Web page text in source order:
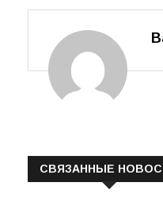
СВЯЗАННЫЕ